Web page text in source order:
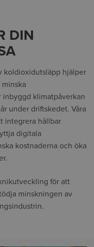
DIN
koldioxidutsläpp hjälper
inbyggd klimatpåverkan
under driftskedet. Våra
integrera hållbar
digitala
kostnaderna och öka
för att
minskningen av